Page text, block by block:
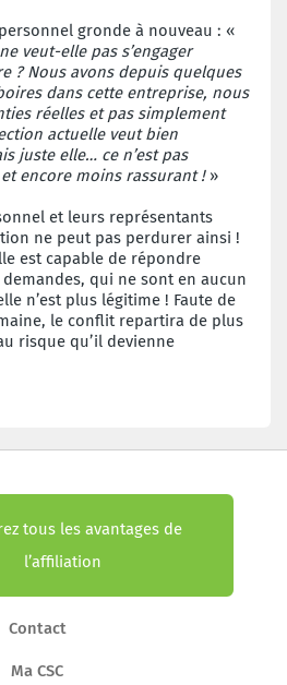
gronde à nouveau : «
veut-elle pas s’engager
? Nous avons depuis quelques
dans cette entreprise, nous
réelles et pas simplement
actuelle veut bien
juste elle… ce n’est pas
encore moins rassurant !»
et leurs représentants
ne peut pas perdurer ainsi !
est capable de répondre
qui ne sont en aucun
n’est plus légitime ! Faute de
le conflit repartira de plus
risque qu’il devienne
tous les avantages de
l’affiliation
Contact
Ma CSC